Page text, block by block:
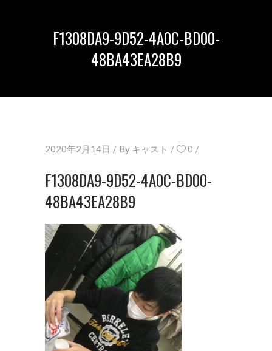
F1308DA9-9D52-4A0C-BD00-
48BA43EA28B9
2020年2月14日 By キャスト 0
F1308DA9-9D52-4A0C-BD00-
48BA43EA28B9